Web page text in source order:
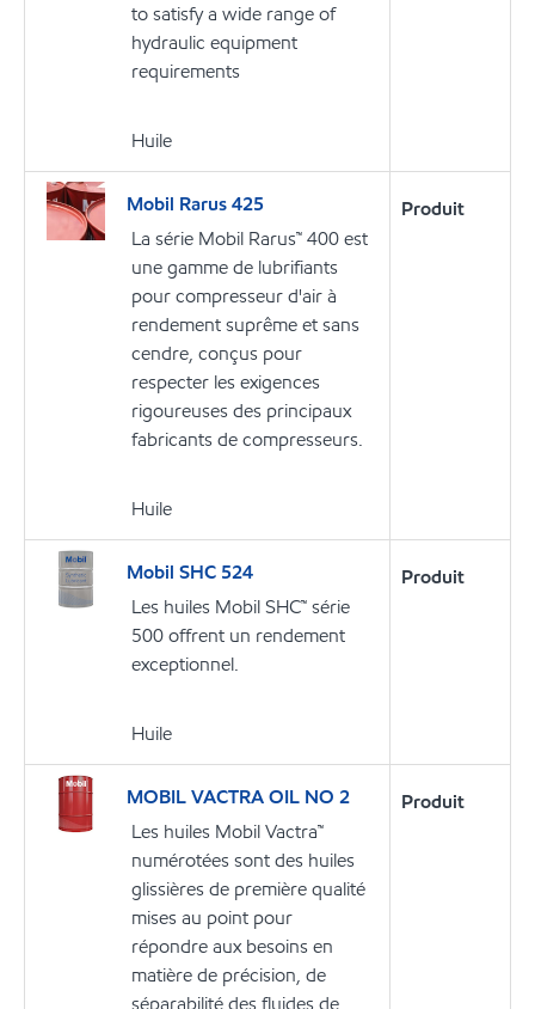
to satisfy a wide range of
hydraulic equipment
requirements
Huile
Mobil Rarus 425
La série Mobil Rarus™ 400 est
une gamme de lubrifiants
pour compresseur d'air à
rendement suprême et sans
cendre, conçus pour
respecter les exigences
rigoureuses des principaux
fabricants de compresseurs.
Huile
Produit
Mobil SHC 524
Les huiles Mobil SHC™ série
500 offrent un rendement
exceptionnel.
Huile
Produit
MOBIL VACTRA OIL NO 2
Les huiles Mobil Vactra™
numérotées sont des huiles
glissières de première qualité
mises au point pour
répondre aux besoins en
matière de précision, de
Produit